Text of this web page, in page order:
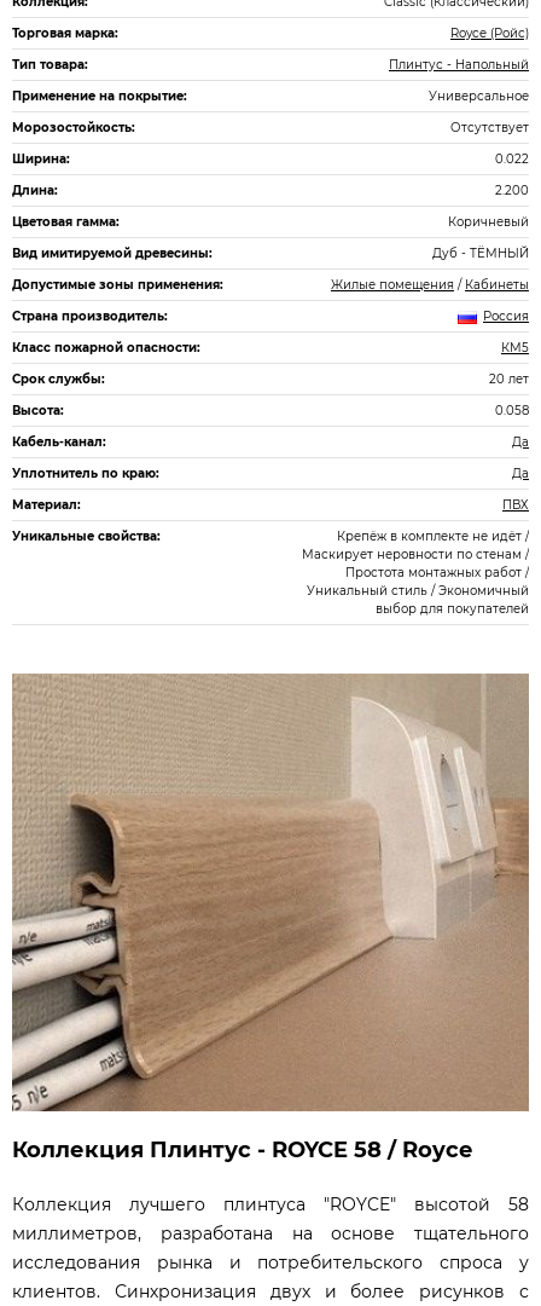
Торговая марка:
Royce (Ройс)
Тип товара:
Плинтус - Напольный
Применение на покрытие:
Универсальное
Морозостойкость:
Отсутствует
Ширина:
0.022
Длина:
2.200
Цветовая гамма:
Коричневый
Вид имитируемой древесины:
Дуб - ТЁМНЫЙ
Допустимые зоны применения:
Жилые помещения / Кабинеты
Страна производитель:
Россия
Класс пожарной опасности:
КМ5
Срок службы:
20 лет
Высота:
0.058
Кабель-канал:
Да
Уплотнитель по краю:
Да
Материал:
ПВХ
Уникальные свойства:
Крепёж в комплекте не идёт /
Маскирует неровности по стенам /
Простота монтажных работ /
Уникальный стиль / Экономичный
выбор для покупателей
Коллекция Плинтус - ROYCE 58 / Royce
Коллекция лучшего плинтуса "ROYCE" высотой 58
миллиметров, разработана на основе тщательного
исследования рынка и потребительского спроса у
клиентов. Синхронизация двух и более рисунков с